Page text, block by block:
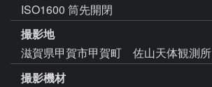
ISO1600 筒先開閉
撮影地
滋賀県甲賀市甲賀町 佐山天体観測所
撮影機材